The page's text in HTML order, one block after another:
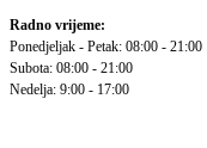
Radno vrijeme:
Ponedjeljak - Petak: 08:00 - 21:00
Subota: 08:00 - 21:00
Nedelja: 9:00 - 17:00